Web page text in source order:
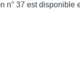
n° 37 est disponible